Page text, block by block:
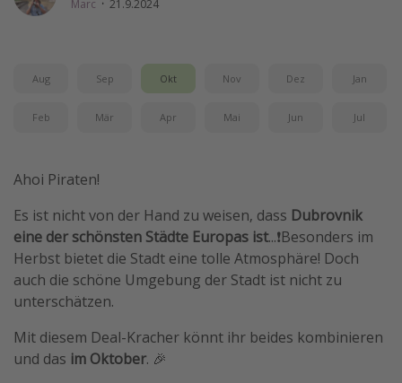
Hotels in Amsterdam
Hotels am Achensee
Familienurlaub in der Türkei
Rundreisen in Thailand
Bahnreisen in der Schweiz
Travel Know How
Marc · 21.9.2024
Aug Sep Okt Nov Dez Jan
Feb Mär Apr Mai Jun Jul
Ahoi Piraten!
Es ist nicht von der Hand zu weisen, dass Dubrovnik
eine der schönsten Städte Europas ist...❗️Besonders im
Herbst bietet die Stadt eine tolle Atmosphäre! Doch
auch die schöne Umgebung der Stadt ist nicht zu
unterschätzen.
Mit diesem Deal-Kracher könnt ihr beides kombinieren
und das im Oktober. 🎉